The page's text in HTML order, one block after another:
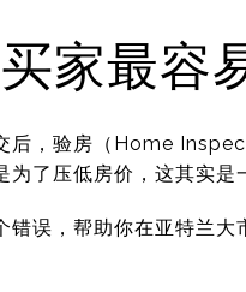
家最容
后，验房（Home
了压低房价，这其实是
误，帮助你在亚特兰大